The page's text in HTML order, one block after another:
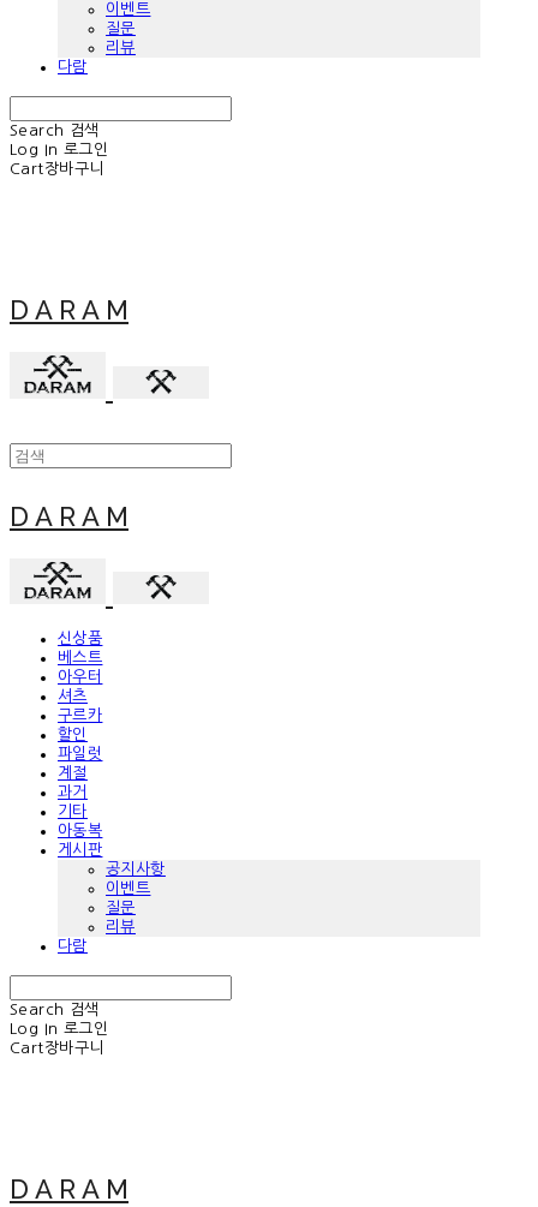
이벤트
질문
리뷰
다람
Search
검색
Log In 로그인
Cart장바구니
D A R A M
D A R A M
신상품
베스트
아우터
셔츠
구르카
할인
파일럿
계절
과거
기타
아동복
게시판
공지사항
이벤트
질문
리뷰
다람
Search
검색
Log In 로그인
Cart장바구니
D A R A M